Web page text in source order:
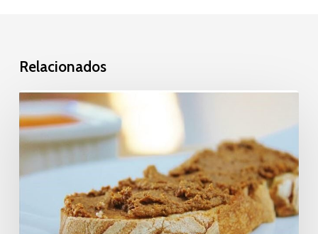
Relacionados
Cachuela
Ibérica